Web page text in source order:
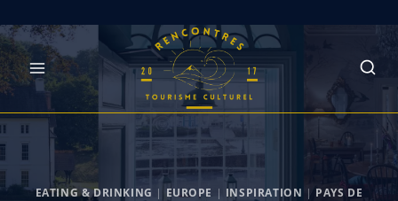
Skip
to
content
EATING & DRINKING | EUROPE | INSPIRATION | PAYS DE